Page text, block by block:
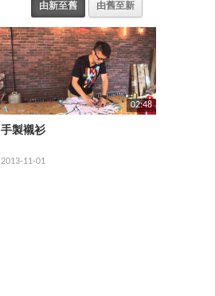
由新至舊 由舊至新
02:48
手製襯衫
2013-11-01